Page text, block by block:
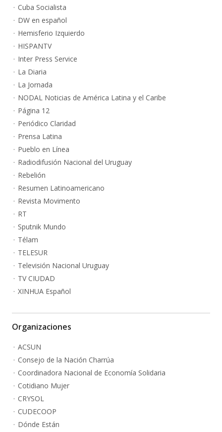
Cuba Socialista
DW en español
Hemisferio Izquierdo
HISPANTV
Inter Press Service
La Diaria
La Jornada
NODAL Noticias de América Latina y el Caribe
Página 12
Periódico Claridad
Prensa Latina
Pueblo en Línea
Radiodifusión Nacional del Uruguay
Rebelión
Resumen Latinoamericano
Revista Movimento
RT
Sputnik Mundo
Télam
TELESUR
Televisión Nacional Uruguay
TV CIUDAD
XINHUA Español
Organizaciones
ACSUN
Consejo de la Nación Charrúa
Coordinadora Nacional de Economía Solidaria
Cotidiano Mujer
CRYSOL
CUDECOOP
Dónde Están